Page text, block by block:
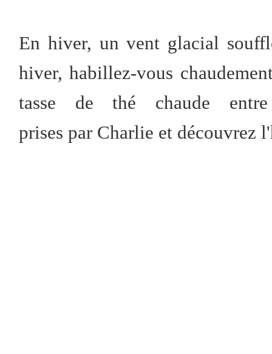
En hiver, un vent glacial
hiver, habillez-vous
tasse de thé chaude
prises par Charlie et découvrez